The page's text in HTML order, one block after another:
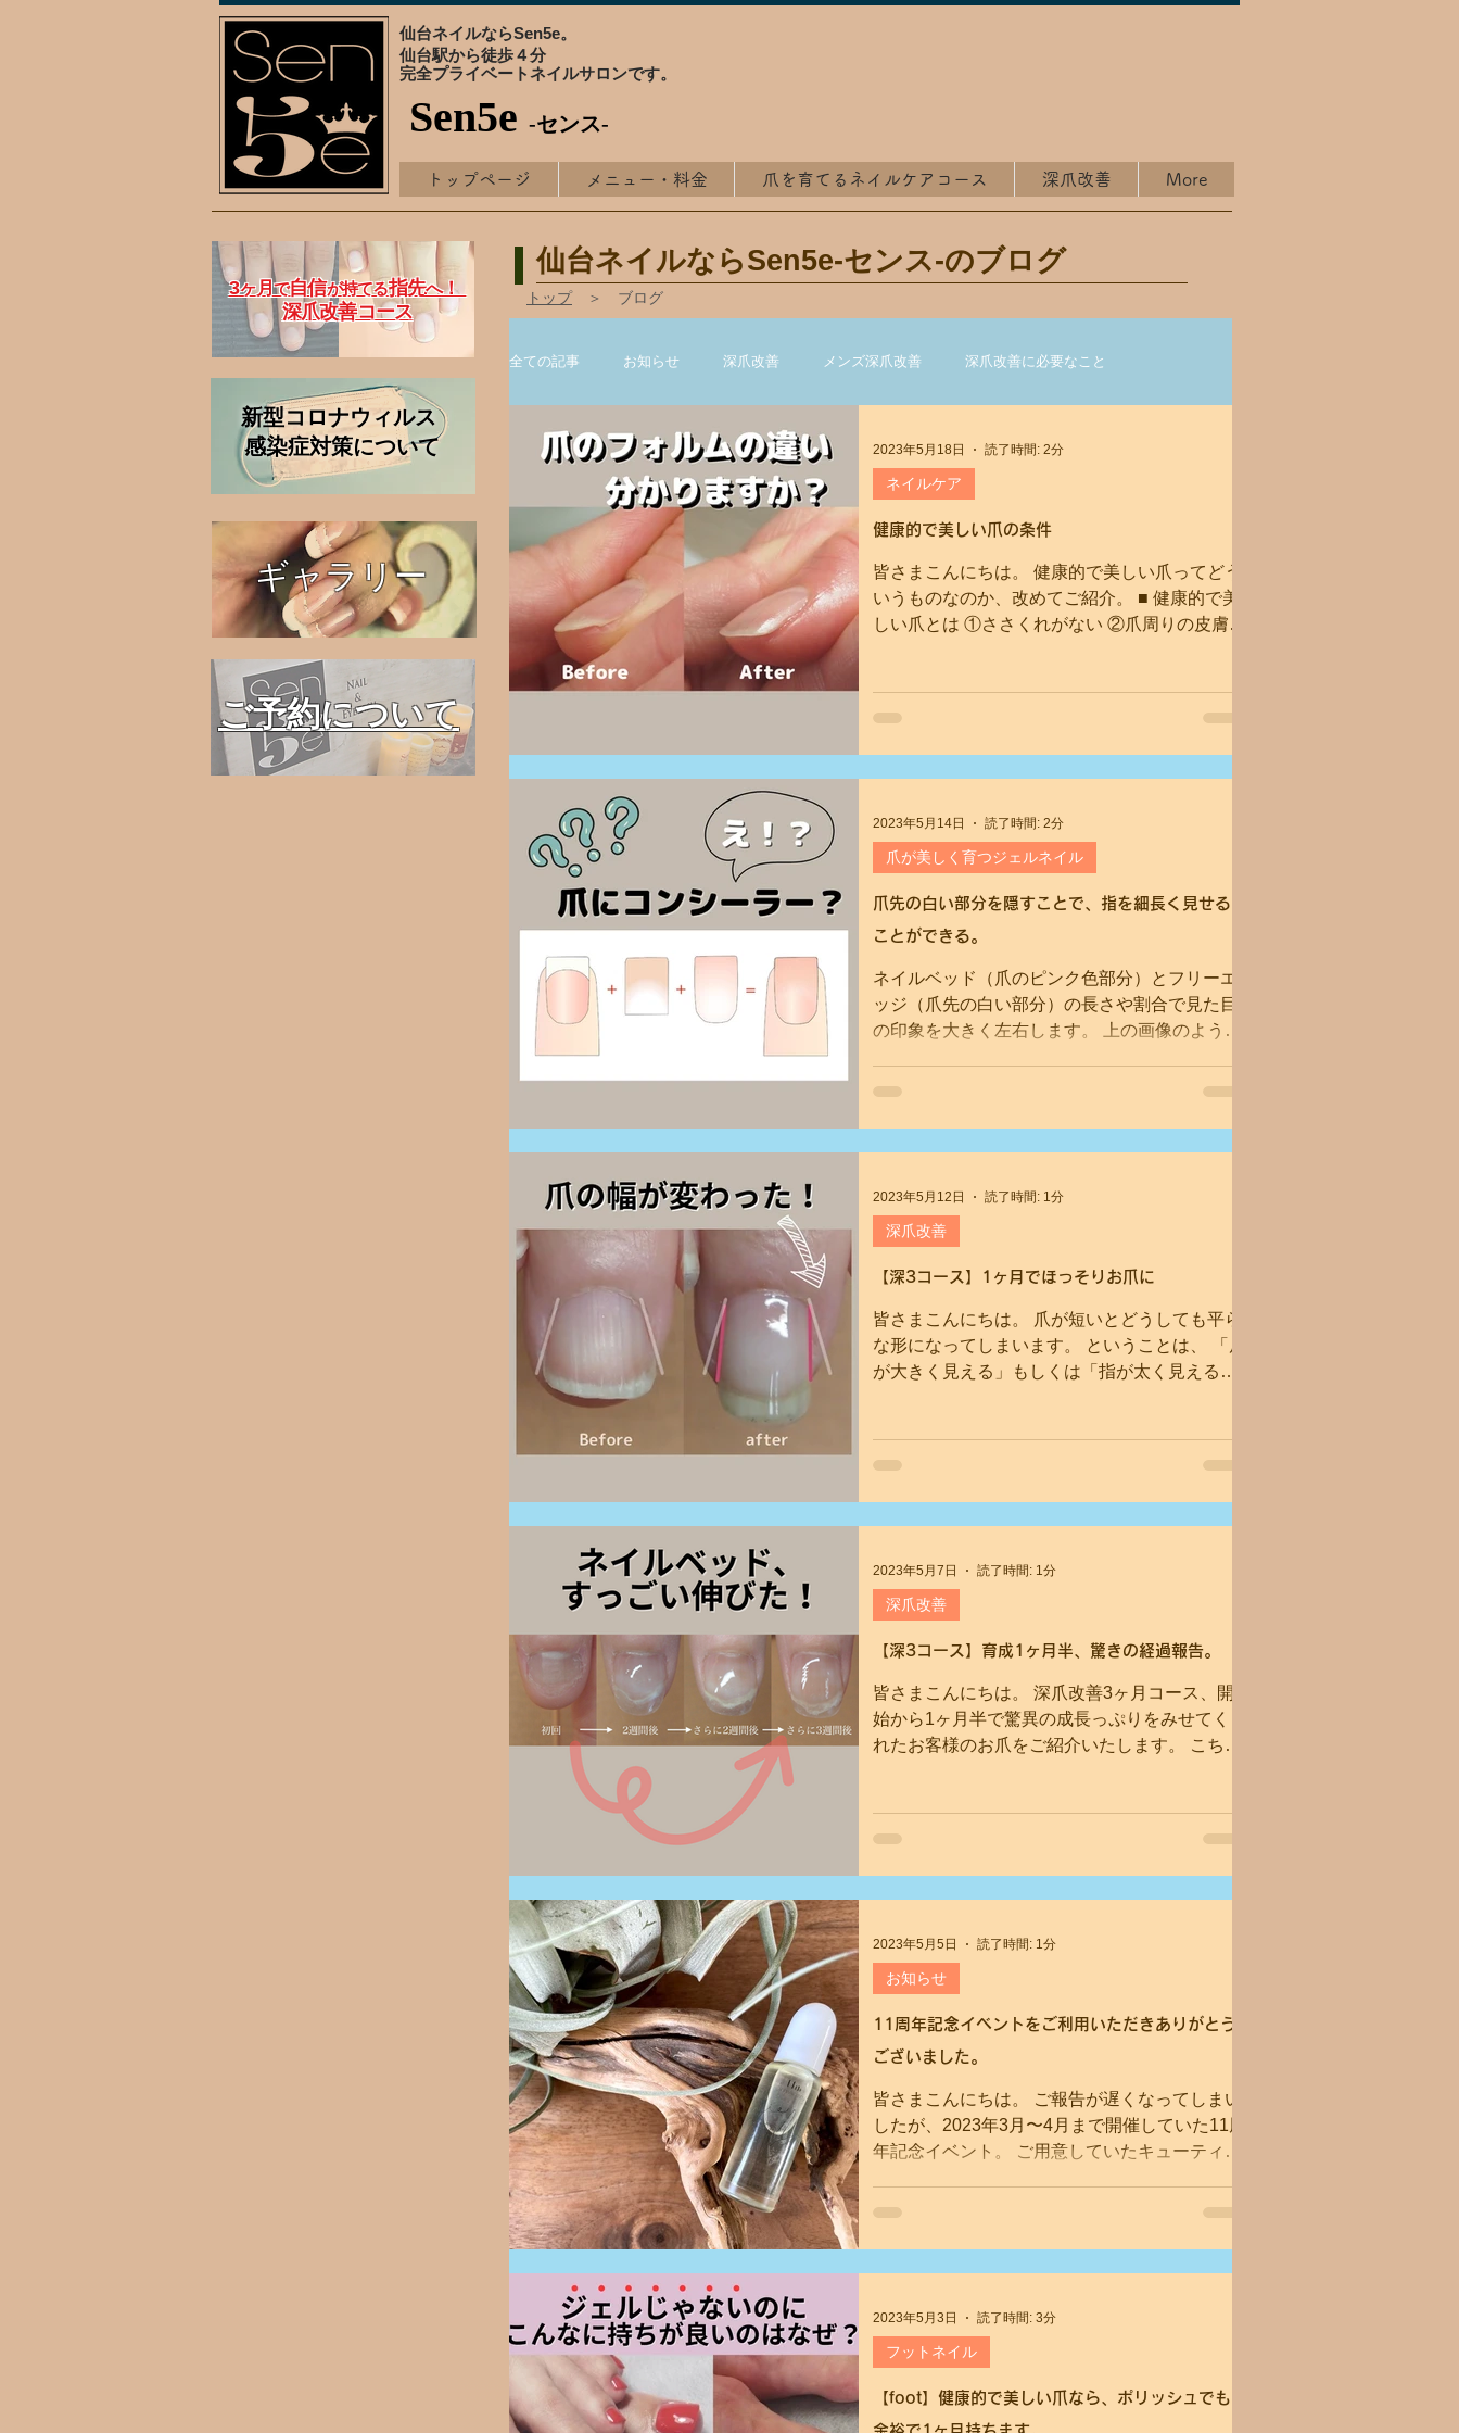
仙台ネイルならSen5e。
仙台駅から徒歩４分
完全プライベートネイルサロンです。
Sen5e -センス-
トップページ メニュー・料金 爪を育てるネイルケアコース 深爪改善 More
仙台ネイルならSen5e-センス-のブログ
トップ＞ ブログ
全ての記事 お知らせ 深爪改善 メンズ深爪改善 深爪改善に必要なこと
ネイルケア 爪が美しく育つジェルネイル 爪のトラブル
ラケット爪（短指症・まむし指）育成 キャンペーン 休業日のお知らせ
お客様ネイルデザイン フットネイル ポリッシュ（マニキュア） LINE予約について
健康的で美しい爪の条件
皆さまこんにちは。 健康的で美しい爪ってどう
いうものなのか、改めてご紹介。 ■ 健康的で美
しい爪とは ①ささくれがない ②爪周りの皮膚が
ネイルケア
2023年5月18日 読了時間: 2分
爪先の白い部分を隠すことで、指を細長く見せる
ことができる。
ネイルベッド（爪のピンク色部分）とフリーエ
ッジ（爪先の白い部分）の長さや割合で見た目
の印象を大きく左右します。 上の画像のよう
爪が美しく育つジェルネイル
2023年5月14日 読了時間: 2分
【深3コース】1ヶ月でほっそりお爪に
皆さまこんにちは。 爪が短いとどうしても平ら
な形になってしまいます。 ということは、 「爪
が大きく見える」もしくは「指が太く見える」
深爪改善
2023年5月12日 読了時間: 1分
【深3コース】育成1ヶ月半、驚きの経過報告。
皆さまこんにちは。 深爪改善3ヶ月コース、開
始から1ヶ月半で驚異の成長っぷりをみせてく
れたお客様のお爪をご紹介いたします。 こちら
深爪改善
2023年5月7日 読了時間: 1分
11周年記念イベントをご利用いただきありがとう
ございました。
皆さまこんにちは。 ご報告が遅くなってしまい
したが、2023年3月〜4月まで開催していた11周
年記念イベント。 ご用意していたキューティク
お知らせ
2023年5月5日 読了時間: 1分
【foot】健康的で美しい爪なら、ポリッシュでも
フットネイル
2023年5月3日 読了時間: 3分
ギャラリー
ご予約について
3ヶ月で自信が持てる指先へ！
深爪改善コース
新型コロナウィルス
感染症対策について